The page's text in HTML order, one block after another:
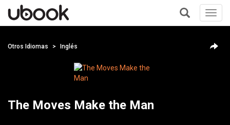
+
Otros Idiomas Inglés
The Moves Make the Man